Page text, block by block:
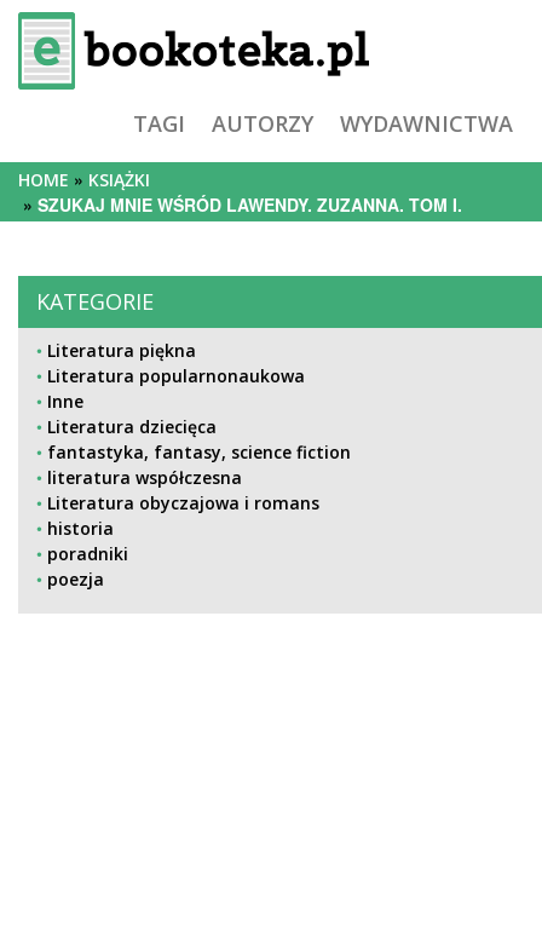
TAGI AUTORZY WYDAWNICTWA
HOME KSIĄŻKI
SZUKAJ MNIE WŚRÓD LAWENDY. ZUZANNA. TOM I.
KATEGORIE
Literatura piękna
Literatura popularnonaukowa
Inne
Literatura dziecięca
fantastyka, fantasy, science fiction
literatura współczesna
Literatura obyczajowa i romans
historia
poradniki
poezja